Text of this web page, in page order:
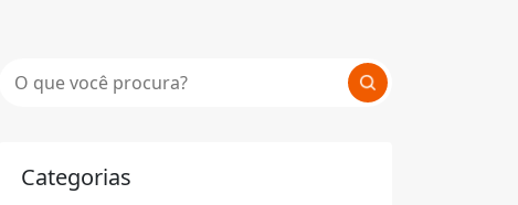
Categorias